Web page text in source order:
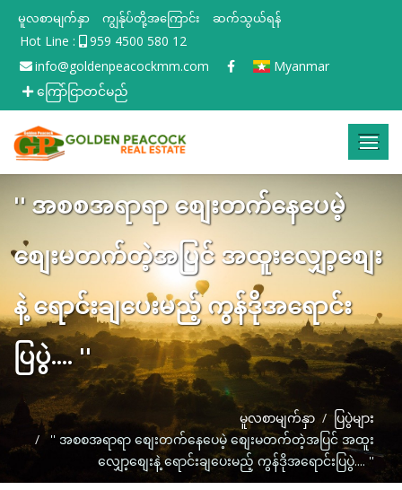
မူလစာမျက်နှာ ကျွန်ုပ်တို့အကြောင်း ဆက်သွယ်ရန်
Hot Line :
959 4500 580 12
info@goldenpeacockmm.com
Myanmar
ကြော်ငြာတင်မည်
'' အစစအရာရာ စျေးတက်နေပေမဲ့
စျေးမတက်တဲ့အပြင် အထူးလျှော့စျေး
နဲ့ ရောင်းချပေးမည့် ကွန်ဒိုအရောင်း
ပြပွဲ.... ''
မူလစာမျက်နှာ
ပြပွဲများ
'' အစစအရာရာ စျေးတက်နေပေမဲ့ စျေးမတက်တဲ့အပြင် အထူး
လျှော့စျေးနဲ့ ရောင်းချပေးမည့် ကွန်ဒိုအရောင်းပြပွဲ.... ''